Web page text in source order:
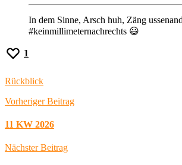
In dem Sinne, Arsch huh, Zäng
#keinmillimeternachrechts 😃
1
Rückblick
Vorheriger Beitrag
11 KW 2026
Nächster Beitrag